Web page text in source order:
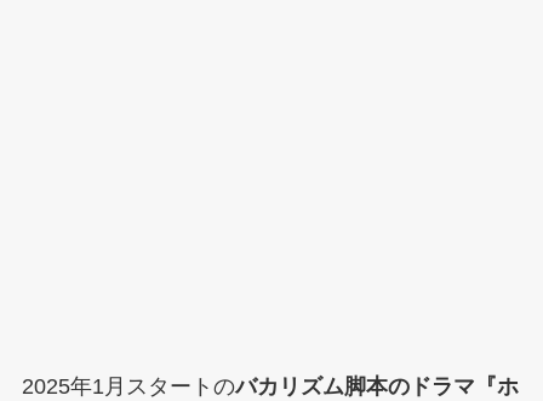
2025年1月スタートのバカリズム脚本のドラマ『ホ